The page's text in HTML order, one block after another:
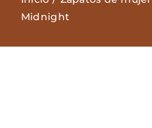
Midnight